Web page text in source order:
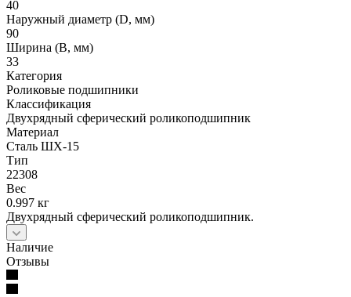
40
Наружный диаметр (D, мм)
90
Ширина (B, мм)
33
Категория
Роликовые подшипники
Классификация
Двухрядный сферический роликоподшипник
Материал
Сталь ШХ-15
Тип
22308
Вес
0.997 кг
Двухрядный сферический роликоподшипник.
Наличие
Отзывы